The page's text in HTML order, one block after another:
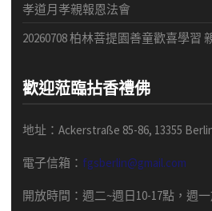
孝道月孝親報恩法會
20260708 柏林菩提園善童歡喜學習
歡迎蒞臨拈香禮佛
地址：Ackerstraße 85-86, 13355
電子信箱： fgsberlin@gmail.com
開放時間 ： 週二~週日10-17點， 週